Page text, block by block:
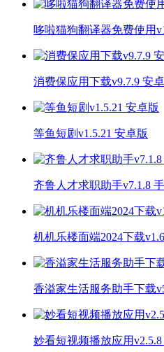
哆啦猫狗翻译器免费使用
消费保应用下载v9.7.9 安
等鱼短剧v1.5.21 安卓版
齐鲁人才求职助手v7.1.8
机机乐楼面端2024下载
香溢家生活服务助手下载
妙看短视频播放应用v2.5.8